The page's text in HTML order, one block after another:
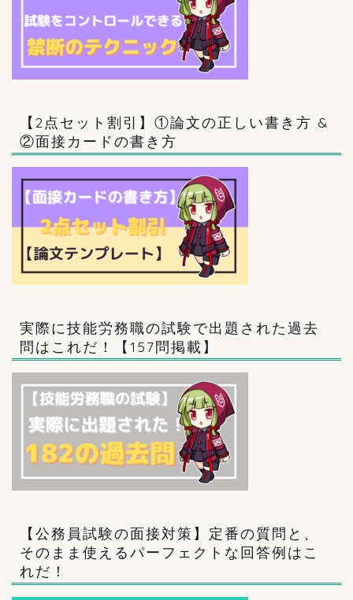
【2点セット割引】①論文の正しい書き方 &
②面接カードの書き方
実際に技能労務職の試験で出題された過去
問はこれだ！【157問掲載】
【公務員試験の面接対策】定番の質問と、
そのまま使えるパーフェクトな回答例はこ
れだ！